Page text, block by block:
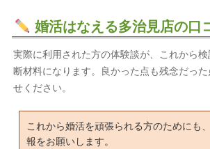
婚活はなえる多治見店の口
実際に利用された方の体験談が、これから
断材料になります。良かった点も残念だっ
せください。
これから婚活を頑張られる方のためにも
報をお願いします。